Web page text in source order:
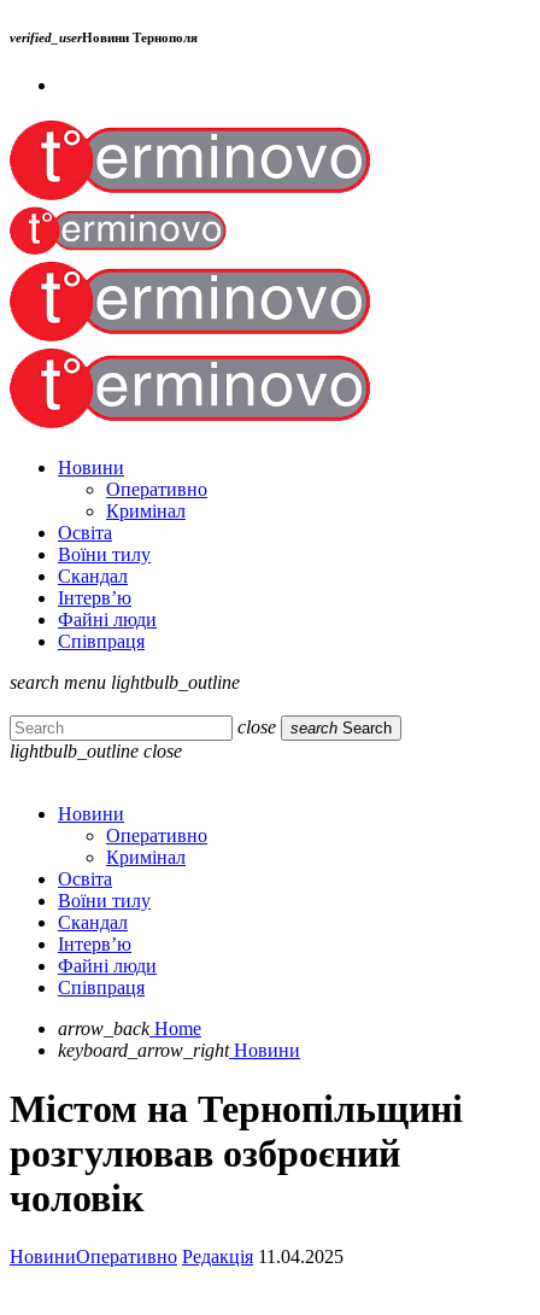
verified_userНовини Тернополя
Новини
Оперативно
Кримінал
Освіта
Воїни тилу
Скандал
Інтерв’ю
Файні люди
Співпраця
search menu lightbulb_outline
close search Search
lightbulb_outline close
Новини
Оперативно
Кримінал
Освіта
Воїни тилу
Скандал
Інтерв’ю
Файні люди
Співпраця
arrow_back Home
keyboard_arrow_right Новини
Містом на Тернопільщині
розгулював озброєний
чоловік
НовиниОперативно Редакція 11.04.2025